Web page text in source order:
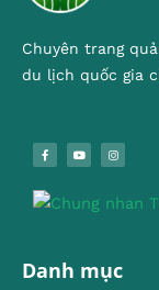
Chuyên trang
du lịch quốc gia
Danh mục